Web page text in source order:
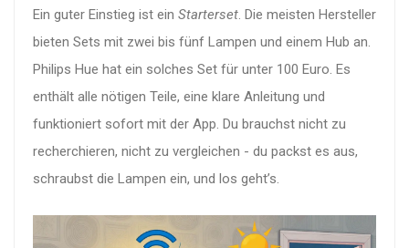
Ein guter Einstieg ist ein Starterset. Die meisten Hersteller
bieten Sets mit zwei bis fünf Lampen und einem Hub an.
Philips Hue hat ein solches Set für unter 100 Euro. Es
enthält alle nötigen Teile, eine klare Anleitung und
funktioniert sofort mit der App. Du brauchst nicht zu
recherchieren, nicht zu vergleichen - du packst es aus,
schraubst die Lampen ein, und los geht’s.